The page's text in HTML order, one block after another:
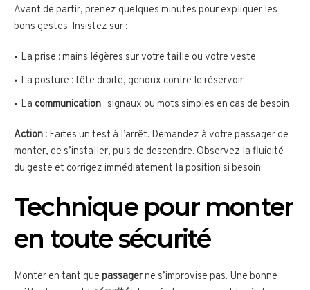
Avant de partir, prenez quelques minutes pour expliquer les
bons gestes. Insistez sur :
La prise : mains légères sur votre taille ou votre veste
La posture : tête droite, genoux contre le réservoir
La communication : signaux ou mots simples en cas de besoin
Action : Faites un test à l’arrêt. Demandez à votre passager de
monter, de s’installer, puis de descendre. Observez la fluidité
du geste et corrigez immédiatement la position si besoin.
Technique pour monter
en toute sécurité
Monter en tant que passagerne s’improvise pas. Une bonne